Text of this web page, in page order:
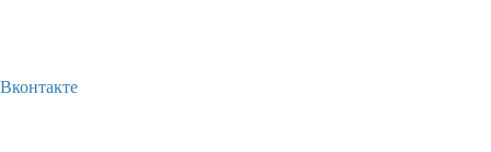
Вконтакте